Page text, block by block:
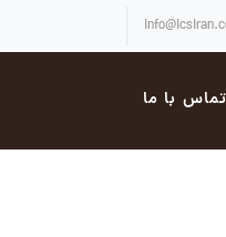
تماس با ما